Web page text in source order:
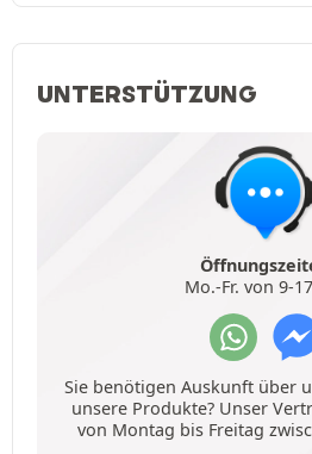
UNTERSTÜTZUNG
Mo.-Fr. von 9-
Sie benötigen Auskunft über
unsere Produkte? Unser
von Montag bis Freitag